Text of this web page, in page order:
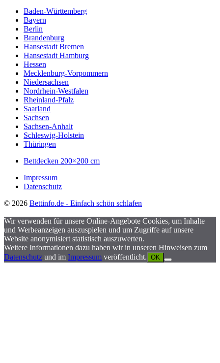
Baden-Württemberg
Bayern
Berlin
Brandenburg
Hansestadt Bremen
Hansestadt Hamburg
Hessen
Mecklenburg-Vorpommern
Niedersachsen
Nordrhein-Westfalen
Rheinland-Pfalz
Saarland
Sachsen
Sachsen-Anhalt
Schleswig-Holstein
Thüringen
Bettdecken 200×200 cm
Impressum
Datenschutz
© 2026 Bettinfo.de - Einfach schön schlafen
Wir verwenden für unsere Online-Angebote Cookies, um Inhalte
und Werbeanzeigen auszuspielen und um Zugriffe auf unsere
Website anonymisiert statistisch auszuwerten.
Weitere Informationen dazu haben wir in unseren Hinweisen zum
Datenschutz und im Impressum veröffentlicht. OK